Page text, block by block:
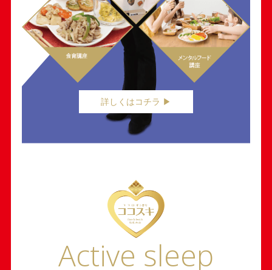
詳しくはコチラ ▶︎
Active sleep